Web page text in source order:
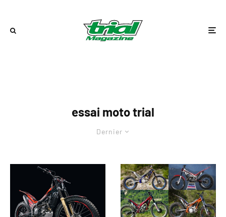
essai moto trial
Dernier